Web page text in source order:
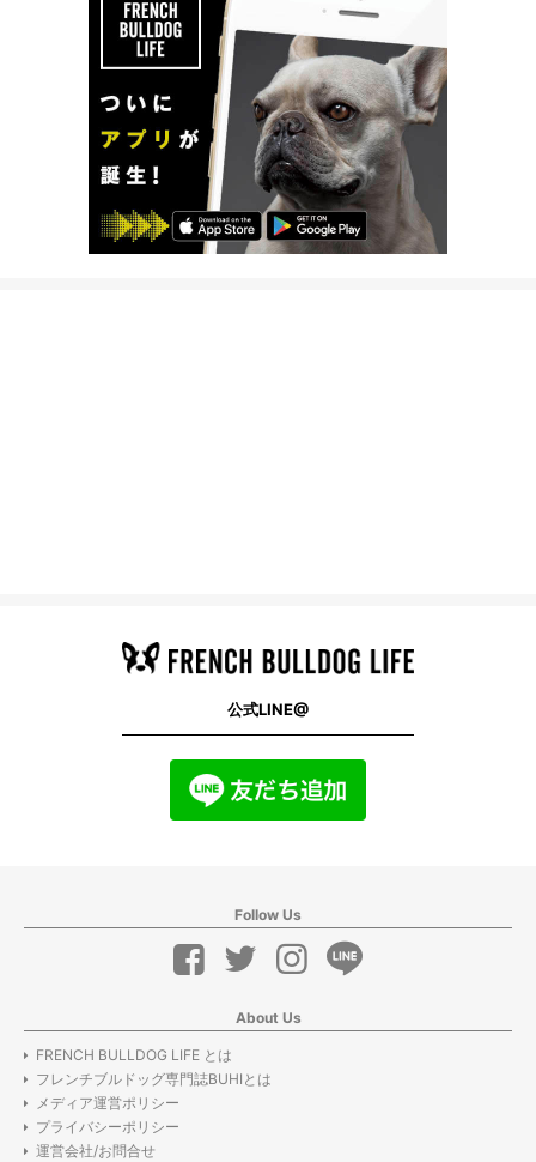
公式LINE@
Follow Us
About Us
FRENCH BULLDOG LIFE とは
フレンチブルドッグ専門誌BUHIとは
メディア運営ポリシー
プライバシーポリシー
運営会社/お問合せ